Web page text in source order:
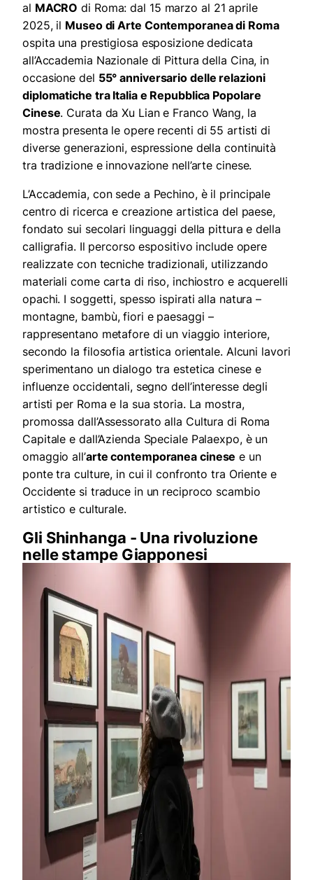
al MACRO di Roma: dal 15 marzo al 21 aprile
2025, il Museo di Arte Contemporanea di Roma
ospita una prestigiosa esposizione dedicata
all’Accademia Nazionale di Pittura della Cina, in
occasione del 55° anniversario delle relazioni
diplomatiche tra Italia e Repubblica Popolare
Cinese. Curata da Xu Lian e Franco Wang, la
mostra presenta le opere recenti di 55 artisti di
diverse generazioni, espressione della continuità
tra tradizione e innovazione nell’arte cinese.
L’Accademia, con sede a Pechino, è il principale
centro di ricerca e creazione artistica del paese,
fondato sui secolari linguaggi della pittura e della
calligrafia. Il percorso espositivo include opere
realizzate con tecniche tradizionali, utilizzando
materiali come carta di riso, inchiostro e acquerelli
opachi. I soggetti, spesso ispirati alla natura –
montagne, bambù, fiori e paesaggi –
rappresentano metafore di un viaggio interiore,
secondo la filosofia artistica orientale. Alcuni lavori
sperimentano un dialogo tra estetica cinese e
influenze occidentali, segno dell’interesse degli
artisti per Roma e la sua storia. La mostra,
promossa dall’Assessorato alla Cultura di Roma
Capitale e dall’Azienda Speciale Palaexpo, è un
omaggio all’arte contemporanea cinese e un
ponte tra culture, in cui il confronto tra Oriente e
Occidente si traduce in un reciproco scambio
artistico e culturale.
Gli Shinhanga - Una rivoluzione
nelle stampe Giapponesi